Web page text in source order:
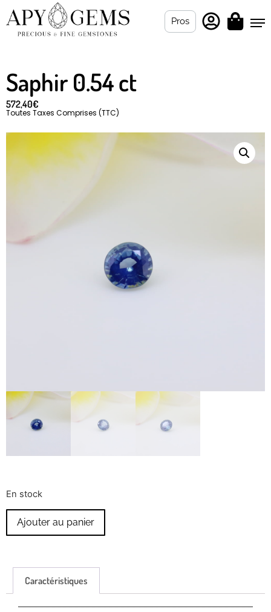
Pros
Saphir 0.54 ct
572,40€
Toutes Taxes Comprises (TTC)
En stock
Ajouter au panier
Caractéristiques